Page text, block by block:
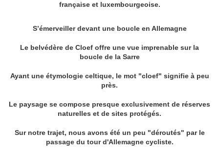
française et luxembourgeoise.
S’émerveiller devant une boucle en Allemagne
Le belvédère de Cloef offre une vue imprenable sur la
boucle de la Sarre
Ayant une étymologie celtique, le mot "cloef" signifie à peu
près.
Le paysage se compose presque exclusivement de réserves
naturelles et de sites protégés.
Sur notre trajet, nous avons été un peu "déroutés" par le
passage du tour d'Allemagne cycliste.